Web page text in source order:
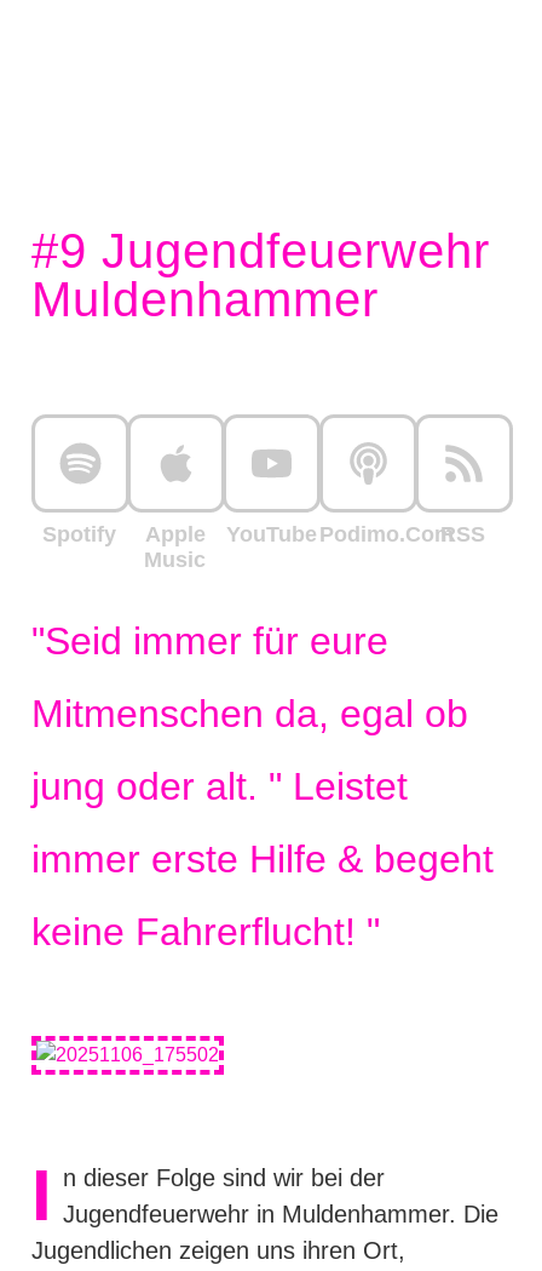
#9 Jugendfeuerwehr
Muldenhammer
Spotify
Apple
Music
YouTube Podimo.comRSS
"Seid immer für eure
Mitmenschen da, egal ob
jung oder alt. " Leistet
immer erste Hilfe & begeht
keine Fahrerflucht! "
I
n dieser Folge sind wir bei der
Jugendfeuerwehr in Muldenhammer. Die
Jugendlichen zeigen uns ihren Ort,